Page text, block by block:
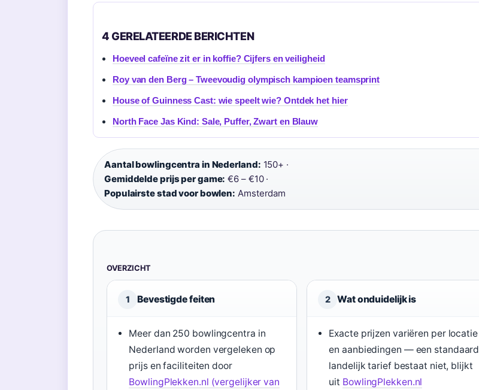
4 GERELATEERDE BERICHTEN
Hoeveel cafeïne zit er in koffie? Cijfers en veiligheid
Roy van den Berg – Tweevoudig olympisch kampioen teamsprint
House of Guinness Cast: wie speelt wie? Ontdek het hier
North Face Jas Kind: Sale, Puffer, Zwart en Blauw
Aantal bowlingcentra in Nederland: 150+ ·
Gemiddelde prijs per game: €6 – €10 ·
Populairste stad voor bowlen: Amsterdam
OVERZICHT
1 Bevestigde feiten
Meer dan 250 bowlingcentra in
Nederland worden vergeleken op
prijs en faciliteiten door
BowlingPlekken.nl (vergelijker van
2 Wat onduidelijk is
Exacte prijzen variëren per locatie
en aanbiedingen — een standaard
landelijk tarief bestaat niet, blijkt
uit BowlingPlekken.nl